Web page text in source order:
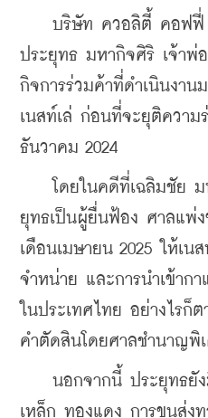
บริษัท ควอลิตี้ คอฟฟี่
ประยุทธ มหากิจศิริ เจ้าพ่
กิจการร่วมค้าที่ดำเนินงาน
เนสท์เล่ ก่อนที่จะยุติความ
ธันวาคม 2024
โดยในคดีที่เฉลิมชัย ม
ยุทธเป็นผู้ยื่นฟ้อง ศาลแพ่ง
เดือนเมษายน 2025 ให้เน
จำหน่าย และการนำเข้ากา
ในประเทศไทย อย่างไรก็
คำตัดสินโดยศาลชำนาญพิ
นอกจากนี้ ประยุทธยัง
เหล็ก ทองแดง การขนส่งท